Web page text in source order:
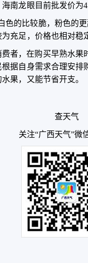
南龙眼目前批发价为
色的比较脆，粉色的
充足，价格也相对稳
者，在购买早熟水果
据自身需求合理安排
果，又能节省开支。
查天气
关注“广西天气”微